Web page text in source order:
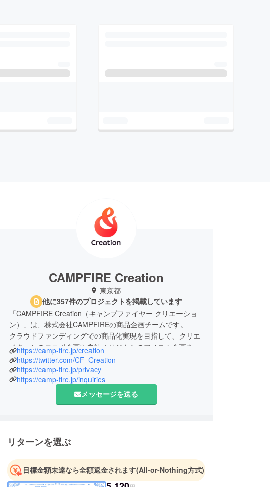
CAMPFIRE Creation
東京都
他に357件のプロジェクトを掲載しています
「CAMPFIRE Creation（キャンプファイヤー クリエーショ
ン）」は、株式会社CAMPFIREの商品企画チームです。
クラウドファンディングでの商品化実現を目指して、クリエ
イターとのコラボ企画や自社オリジナルのアイテム企画を
行ってます。
◾️営業日のご案内
営業時間：平日 10:00〜18:00 (土日祝、年末年始除く)
※お問い合わせから3営業日以内にご返信させていただきま
◾️ プライバシーポリシー
お問い合わせ内容に関しては、プライバシーポリシーに準じ
て管理させていただきます。
https://camp-fire.jp/creation
https://twitter.com/CF_Creation
https://camp-fire.jp/privacy
https://camp-fire.jp/inquiries
メッセージを送る
リターンを選ぶ
目標金額未達なら全額返金されます(All-or-Nothing方式)